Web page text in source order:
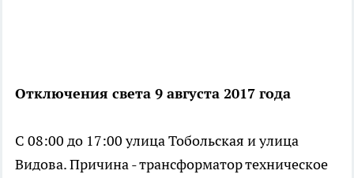
Отключения света 9 августа 2017 года
С 08:00 до 17:00 улица Тобольская и улица
Видова. Причина - трансформатор техническое